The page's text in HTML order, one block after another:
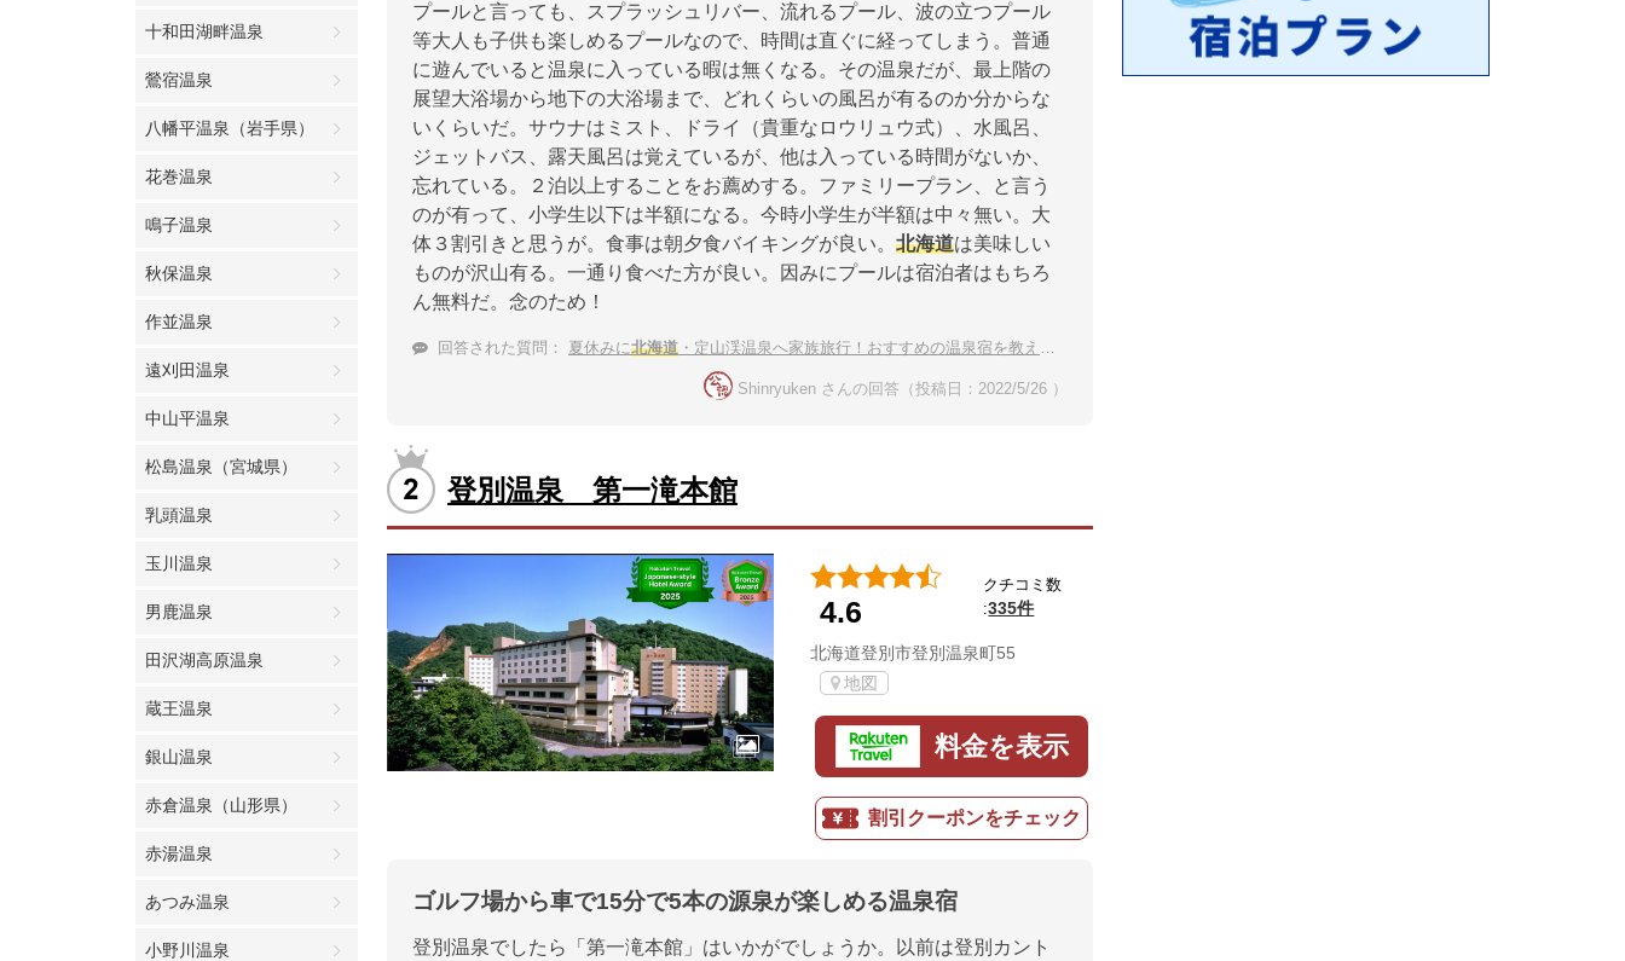
十和田湖畔温泉
鶯宿温泉
八幡平温泉（岩手県）
花巻温泉
鳴子温泉
秋保温泉
作並温泉
遠刈田温泉
中山平温泉
松島温泉（宮城県）
乳頭温泉
玉川温泉
男鹿温泉
田沢湖高原温泉
蔵王温泉
銀山温泉
赤倉温泉（山形県）
赤湯温泉
あつみ温泉
小野川温泉
プールと言っても、スプラッシュリバー、流れるプール、波の立つプール
等大人も子供も楽しめるプールなので、時間は直ぐに経ってしまう。普通
に遊んでいると温泉に入っている暇は無くなる。その温泉だが、最上階の
展望大浴場から地下の大浴場まで、どれくらいの風呂が有るのか分からな
いくらいだ。サウナはミスト、ドライ（貴重なロウリュウ式）、水風呂、
ジェットバス、露天風呂は覚えているが、他は入っている時間がないか、
忘れている。２泊以上することをお薦めする。ファミリープラン、と言う
のが有って、小学生以下は半額になる。今時小学生が半額は中々無い。大
体３割引きと思うが。食事は朝夕食バイキングが良い。 北海道は美味しい
ものが沢山有る。一通り食べた方が良い。因みにプールは宿泊者はもちろ
ん無料だ。念のため！
回答された質問： 夏休みに北海道 ・定山渓温泉へ家族旅行！おすすめの温泉宿を教えて。
Shinryuken さんの回答（投稿日：2022/5/26 ）
登別温泉 第一滝本館
4.6
クチコミ数
:335件
北海道登別市登別温泉町55
地図
料金を表示
割引クーポンをチェック
ゴルフ場から車で15分で5本の源泉が楽しめる温泉宿
登別温泉でしたら「第一滝本館」はいかがでしょうか。以前は登別カント